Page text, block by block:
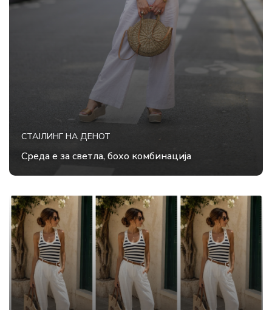
СТАЈЛИНГ НА ДЕНОТ
Среда е за светла, бохо комбинација